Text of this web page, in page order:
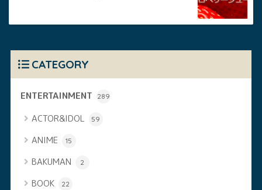
CATEGORY
ENTERTAINMENT 289
ACTOR&IDOL 59
ANIME 15
BAKUMAN 2
BOOK 22